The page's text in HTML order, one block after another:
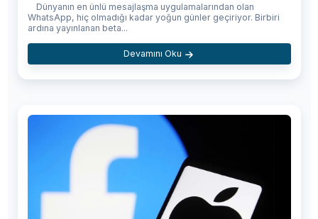
Dünyanın en ünlü mesajlaşma uygulamalarından olan
WhatsApp, hiç olmadığı kadar yoğun günler geçiriyor. Birbiri
ardına yayınlanan beta...
Devamını Oku